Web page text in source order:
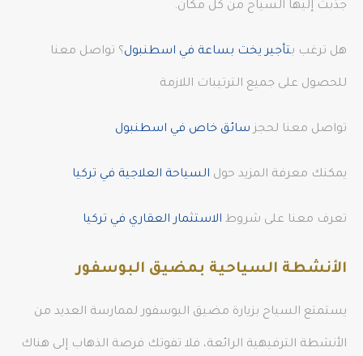
جذبت إليها السياح من كل مكان.
هل ترغب بتأجير يخت بساعة في اسطنبول؟ تواصل معنا
للحصول على جميع الترتيبات اللازمة
تواصل معنا لحجز سائق خاص في اسطنبول
يمكنك معرفة المزيد حول السياحة العلاجية في تركيا
تعرف معنا على شروط الاستثمار العقاري في تركيا
الأنشطة السياحية بمضيق البوسفور
يستمتع السياح بزيارة مضيق البوسفور لممارسة العديد من
الأنشطة الترفيهية الرائعة، فلا تفوتك فرصة الذهاب إلى هناك